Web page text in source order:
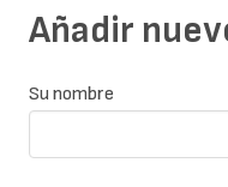
Añadir
Su nombre